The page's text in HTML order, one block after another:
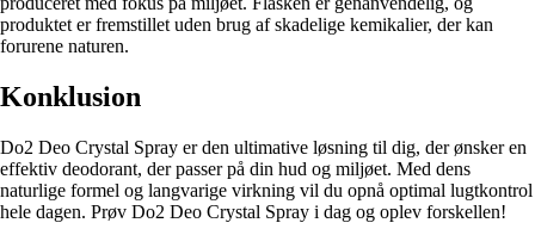
produktet er fremstillet uden brug af skadelige kemikalier, der kan
forurene naturen.
Konklusion
Do2 Deo Crystal Spray er den ultimative løsning til dig, der ønsker en
effektiv deodorant, der passer på din hud og miljøet. Med dens
naturlige formel og langvarige virkning vil du opnå optimal lugtkontrol
hele dagen. Prøv Do2 Deo Crystal Spray i dag og oplev forskellen!